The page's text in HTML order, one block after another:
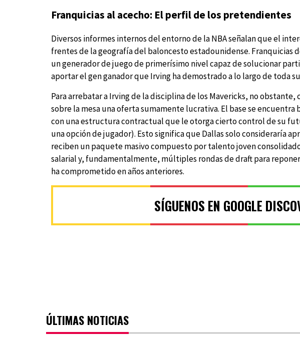
Franquicias al acecho: El perfil de los pretendientes
Diversos informes internos del entorno de la NBA señalan que el
frentes de la geografía del baloncesto estadounidense. Franquicias
un generador de juego de primerísimo nivel capaz de solucionar
aportar el gen ganador que Irving ha demostrado a lo largo de toda
Para arrebatar a Irving de la disciplina de los Mavericks, no
sobre la mesa una oferta sumamente lucrativa. El base se
con una estructura contractual que le otorga cierto control de su
una opción de jugador). Esto significa que Dallas solo consideraría
reciben un paquete masivo compuesto por talento joven
salarial y, fundamentalmente, múltiples rondas de draft para
ha comprometido en años anteriores.
SÍGUENOS EN GOOGLE
ÚLTIMAS NOTICIAS